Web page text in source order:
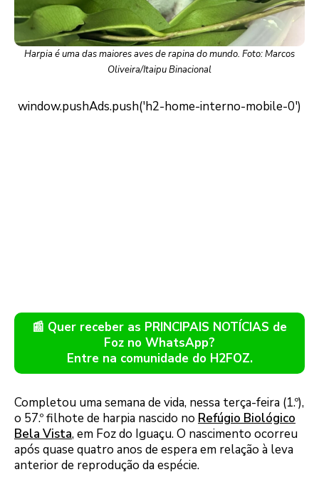
Harpia é uma das maiores aves de rapina do mundo. Foto: Marcos
Oliveira/Itaipu Binacional
📰 Quer receber as PRINCIPAIS NOTÍCIAS de
Foz no WhatsApp?
Entre na comunidade do H2FOZ.
Completou uma semana de vida, nessa terça-feira (1.º),
o 57.º filhote de harpia nascido no Refúgio Biológico
Bela Vista, em Foz do Iguaçu. O nascimento ocorreu
após quase quatro anos de espera em relação à leva
anterior de reprodução da espécie.